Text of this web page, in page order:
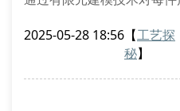
2017标准要求的1.8倍以上。
2025-05-28 18:56 【工艺探
秘】